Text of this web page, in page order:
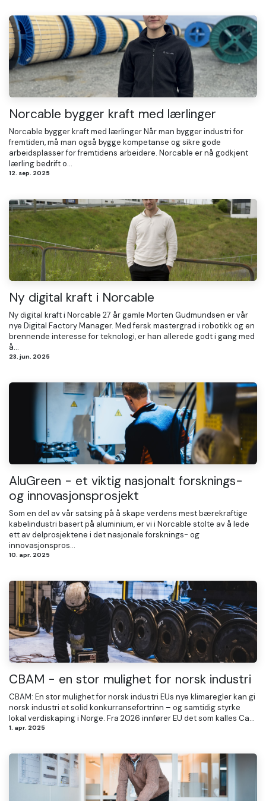
Norcable bygger kraft med lærlinger
Norcable bygger kraft med lærlinger Når man bygger industri for
fremtiden, må man også bygge kompetanse og sikre gode
arbeidsplasser for fremtidens arbeidere. Norcable er nå godkjent
lærling bedrift o...
12. sep. 2025
Ny digital kraft i Norcable
Ny digital kraft i Norcable 27 år gamle Morten Gudmundsen er vår
nye Digital Factory Manager. Med fersk mastergrad i robotikk og en
brennende interesse for teknologi, er han allerede godt i gang med
å...
23. jun. 2025
AluGreen - et viktig nasjonalt forsknings-
og innovasjonsprosjekt
Som en del av vår satsing på å skape verdens mest bærekraftige
kabelindustri basert på aluminium, er vi i Norcable stolte av å lede
ett av delprosjektene i det nasjonale forsknings- og
innovasjonspros...
10. apr. 2025
CBAM - en stor mulighet for norsk industri
CBAM: En stor mulighet for norsk industri EUs nye klimaregler kan gi
norsk industri et solid konkurransefortrinn – og samtidig styrke
lokal verdiskaping i Norge. Fra 2026 innfører EU det som kalles Ca...
1. apr. 2025